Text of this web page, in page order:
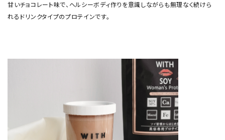
甘いチョコレート味で、ヘルシーボディ作りを意識しながらも無理なく続けら
れるドリンクタイプのプロテインです。